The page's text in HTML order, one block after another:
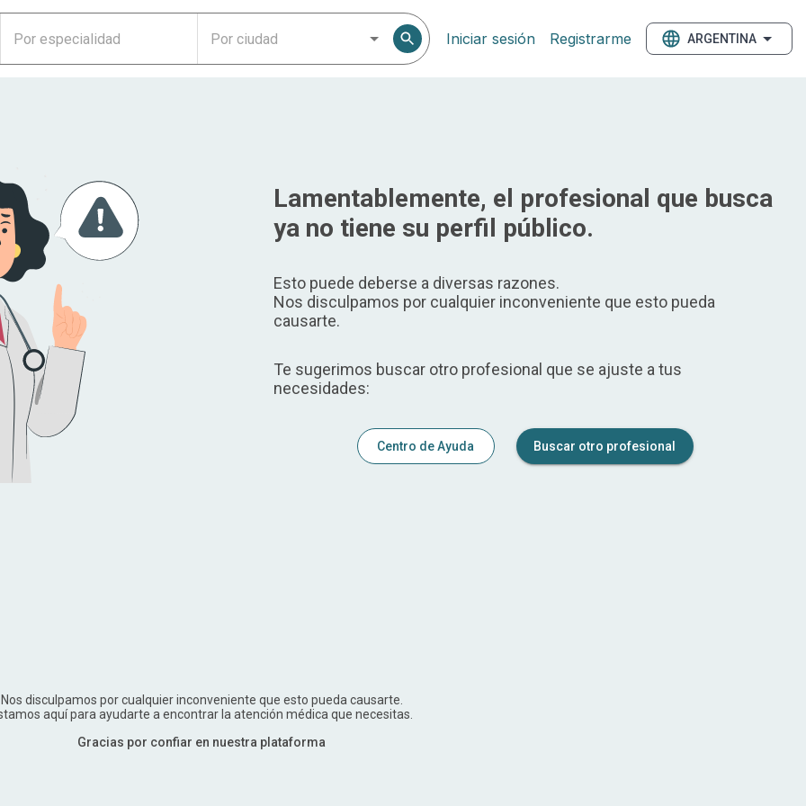
Iniciar sesión Registrarme ARGENTINA
Lamentablemente, el profesional que busca
ya no tiene su perfil público.
Esto puede deberse a diversas razones.
Nos disculpamos por cualquier inconveniente que esto pueda
causarte.
Te sugerimos buscar otro profesional que se ajuste a tus
necesidades:
Centro de Ayuda Buscar otro profesional
Nos disculpamos por cualquier inconveniente que esto pueda causarte.
aquí para ayudarte a encontrar la atención médica que necesitas.
Gracias por confiar en nuestra plataforma